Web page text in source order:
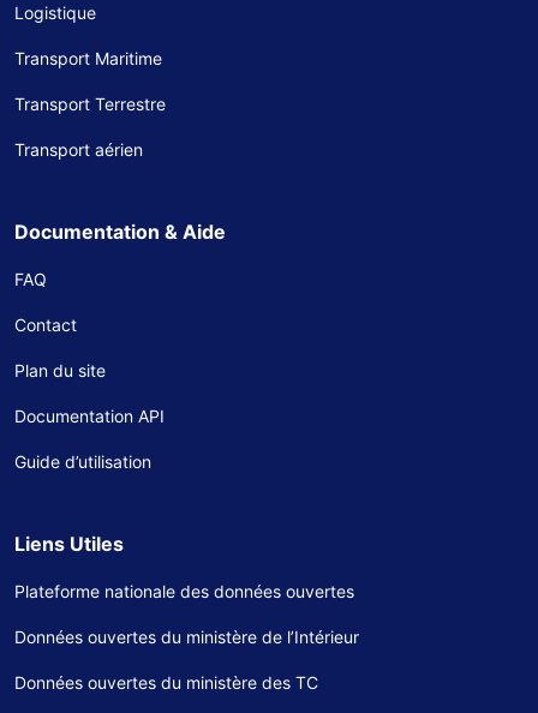
Logistique
Transport Maritime
Transport Terrestre
Transport aérien
Documentation & Aide
FAQ
Contact
Plan du site
Documentation API
Guide d’utilisation
Liens Utiles
Plateforme nationale des données ouvertes
Données ouvertes du ministère de l’Intérieur
Données ouvertes du ministère des TC